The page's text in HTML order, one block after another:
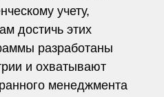
учету,
достичь этих
разработаны
и охватывают
менеджмента